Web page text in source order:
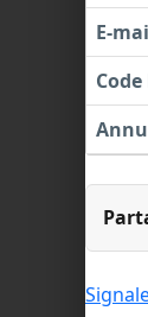
E-
Code